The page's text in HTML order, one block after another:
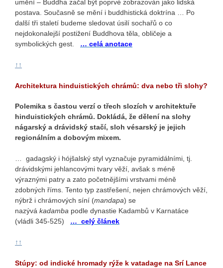
umění – Buddha začal být poprvé zobrazován jako lidská
postava. Současně se mění i buddhistická doktrína … Po
další tři staletí budeme sledovat úsilí sochařů o co
nejdokonalejší postižení Buddhova těla, obličeje a
symbolických gest. … celá anotace
↑↑
Architektura hinduistických chrámů: dva nebo tři slohy?
Polemika s častou verzí o třech slozích v architektuře
hinduistických chrámů. Dokládá, že dělení na slohy
nágarský a drávidský stačí, sloh vésarský je jejich
regionálním a dobovým mixem.
… gadagský i hójšalský styl vyznačuje pyramidálními, tj.
drávidskými jehlancovými tvary věží, avšak s méně
výraznými patry a zato početnějšími vrstvami méně
zdobných říms. Tento typ zastřešení, nejen chrámových věží,
nýbrž i chrámových síní (mandapa) se
nazývá kadamba podle dynastie Kadambů v Karnatáce
(vládli 345-525)
… celý článek
↑↑
Stúpy: od indické hromady rýže k vatadage na Srí Lance